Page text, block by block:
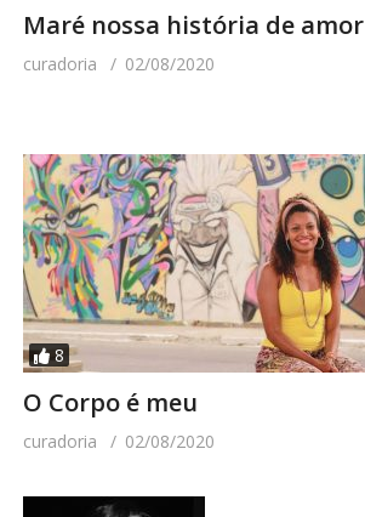
Maré nossa história de amor
curadoria 02/08/2020
8
O Corpo é meu
curadoria 02/08/2020